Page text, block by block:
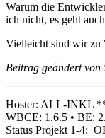
Warum die
ich nicht, es geht
Vielleicht sind wir zu
Beitrag geändert
Hoster: ALL-INKL
WBCE: 1.6.5 • BE:
Status Projekt 1-4: